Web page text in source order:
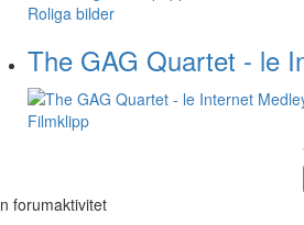
Roliga bilder
The GAG Quartet - le
Filmklipp
forumaktivitet